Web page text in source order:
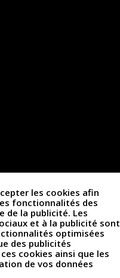
les cookies afin
fonctionnalités des
de la publicité. Les
et à la publicité sont
optimisées
des publicités
cookies ainsi que les
de vos données